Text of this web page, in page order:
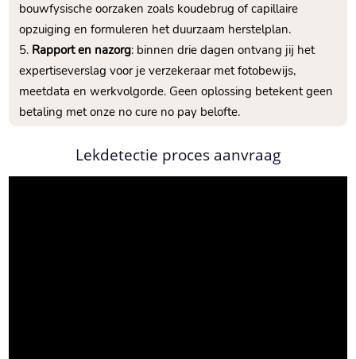
bouwfysische oorzaken zoals koudebrug of capillaire
opzuiging en formuleren het duurzaam herstelplan.
Rapport en nazorg: binnen drie dagen ontvang jij het
expertiseverslag voor je verzekeraar met fotobewijs,
meetdata en werkvolgorde. Geen oplossing betekent geen
betaling met onze no cure no pay belofte.
Lekdetectie proces aanvraag